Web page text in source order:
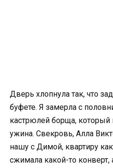
Дверь хлопнула так, что
буфете. Я замерла с
кастрюлей борща, который
ужина. Свекровь, Алла
нашу с Димой, квартиру
сжимала какой-то конверт,